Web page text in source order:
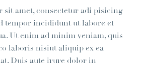
amet, consectetur adi pisicing
tempor incididunt ut labore et
Ut enim ad minim veniam, quis
laboris nisiut aliquip ex ea
Duis aute irure dolor in